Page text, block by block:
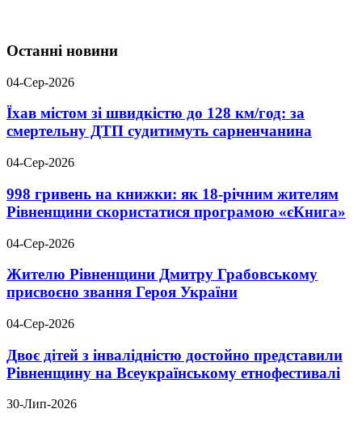
Останні новини
04-Сер-2026
Їхав містом зі швидкістю до 128 км/год: за
смертельну ДТП судитимуть сарненчанина
04-Сер-2026
998 гривень на книжки: як 18-річним жителям
Рівненщини скористатися програмою «єКнига»
04-Сер-2026
Жителю Рівненщини Дмитру Грабовському
присвоєно звання Героя України
04-Сер-2026
Двоє дітей з інвалідністю достойно представили
Рівненщину на Всеукраїнському етнофестивалі
30-Лип-2026